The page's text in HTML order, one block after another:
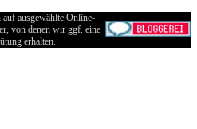
ausgewählte Online-
von denen wir ggf. eine
erhalten.